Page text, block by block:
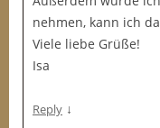
nehmen, kann ich
Viele liebe Grüße!
Isa
Reply ↓